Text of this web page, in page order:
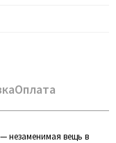
Оплата
незаменимая вещь в